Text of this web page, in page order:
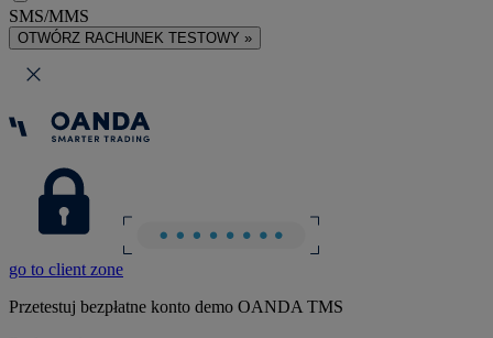
SMS/MMS
OTWÓRZ RACHUNEK TESTOWY »
go to client zone
Przetestuj bezpłatne konto demo OANDA TMS